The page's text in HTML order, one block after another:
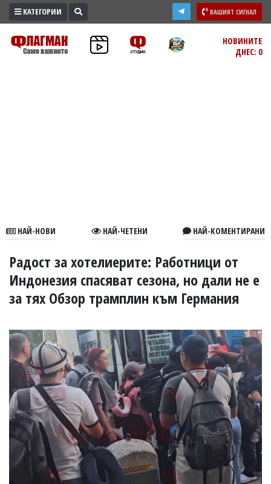
ПРОМО
ЗОНА
В
УКРАЙНА
СПОРТ
БИЗНЕС
ЮГ
Управители:
Веселин
Василев,
email:
v.vasilev@flagman.bg
Катя
Касабова,
еmail:
k.kassabova@flagman.bg
КАТЕГОРИИ ВАШИЯТ СИГНАЛ
НОВИНИТЕ
ДНЕС: 0
НАЙ-НОВИ НАЙ-ЧЕТЕНИ НАЙ-КОМЕНТИРАНИ
Радост за хотелиерите: Работници от
Индонезия спасяват сезона, но дали не е
за тях Обзор трамплин към Германия